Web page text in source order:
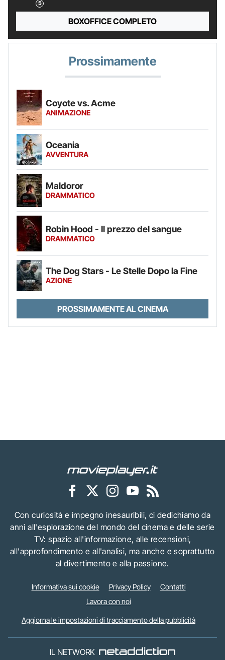
BOXOFFICE COMPLETO
Prossimamente
Coyote vs. Acme
ANIMAZIONE
Oceania
AVVENTURA
Maldoror
DRAMMATICO
Robin Hood - Il prezzo del sangue
DRAMMATICO
The Dog Stars - Le Stelle Dopo la Fine
AZIONE
PROSSIMAMENTE AL CINEMA
Con curiosità e impegno inesauribili, ci dedichiamo da
anni all'esplorazione del mondo del cinema e delle serie
TV: spazio all'informazione, alle recensioni,
all'approfondimento e all'analisi, ma anche e soprattutto
al divertimento e alla passione.
Informativa sui cookie Privacy Policy
Contatti
Lavora con noi
Aggiorna le impostazioni di tracciamento della pubblicità
IL NETWORK